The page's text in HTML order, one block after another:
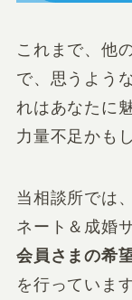
これまで、他
で、思うよう
れはあなたに
力量不足かも
当相談所では
ネート＆成婚
会員さまの希
を行っています